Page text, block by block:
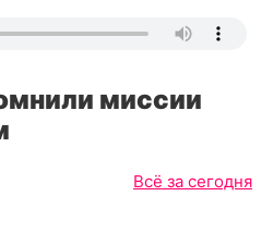
миссии
Всё за сегодня